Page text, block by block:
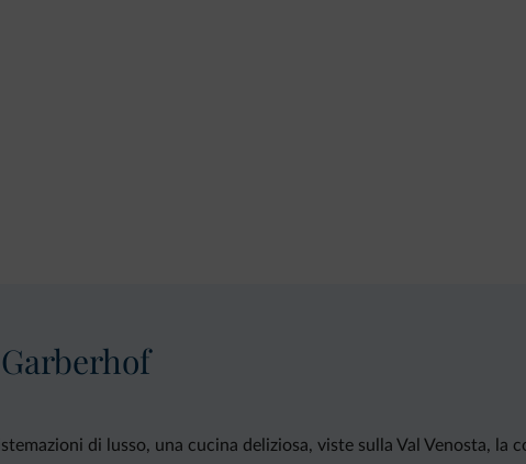
di lusso, una cucina deliziosa, viste sulla Val Venosta, la